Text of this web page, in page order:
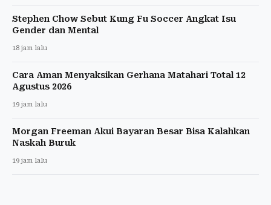
Stephen Chow Sebut Kung Fu Soccer Angkat Isu
Gender dan Mental
18 jam lalu
Cara Aman Menyaksikan Gerhana Matahari Total 12
Agustus 2026
19 jam lalu
Morgan Freeman Akui Bayaran Besar Bisa Kalahkan
Naskah Buruk
19 jam lalu